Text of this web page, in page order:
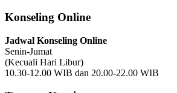
Konseling Online
Jadwal Konseling Online
Senin-Jumat
(Kecuali Hari Libur)
10.30-12.00 WIB dan 20.00-22.00 WIB